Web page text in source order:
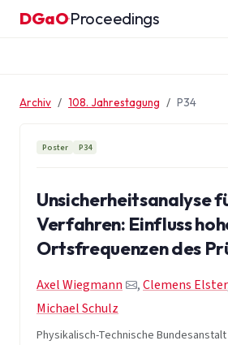
Zum Inhalt springen
DGaO·Proceedings
Archiv 108. Jahrestagung P34
Poster P34
Unsicherheitsanalyse
Verfahren: Einfluss
Ortsfrequenzen des
Axel Wiegmann ,Clemens Elster
Michael Schulz
Physikalisch-Technische Bundesanstalt